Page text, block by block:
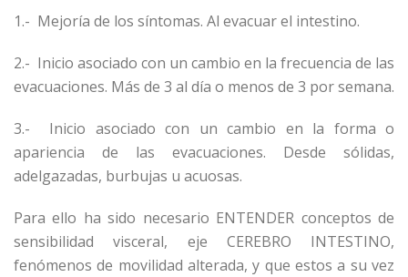
1.- Mejoría de los síntomas. Al evacuar el intestino.
2.- Inicio asociado con un cambio en la frecuencia de las
evacuaciones. Más de 3 al día o menos de 3 por semana.
3.- Inicio asociado con un cambio en la forma o
apariencia de las evacuaciones. Desde sólidas,
adelgazadas, burbujas u acuosas.
Para ello ha sido necesario ENTENDER conceptos de
sensibilidad visceral, eje CEREBRO INTESTINO,
fenómenos de movilidad alterada, y que estos a su vez